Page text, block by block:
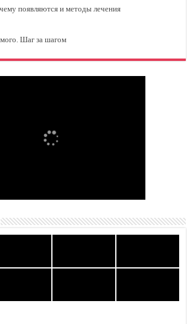
появляются и методы лечения
Шаг за шагом